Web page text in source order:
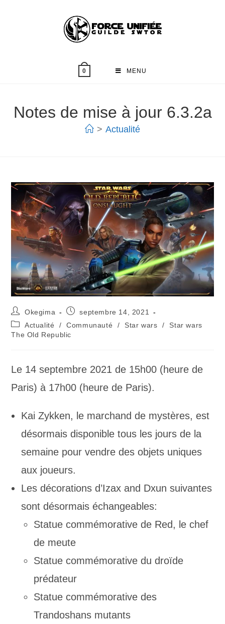
0 MENU
Notes de mise à jour 6.3.2a
> Actualité
Okegima
septembre 14, 2021
Actualité
/ Communauté / Star wars /
Star wars
The Old Republic
Le 14 septembre 2021 de 15h00 (heure de
Paris) à 17h00 (heure de Paris).
Kai Zykken, le marchand de mystères, est
désormais disponible tous les jours de la
semaine pour vendre des objets uniques
aux joueurs.
Les décorations d’Izax and Dxun suivantes
sont désormais échangeables:
Statue commémorative de Red, le chef
de meute
Statue commémorative du droïde
prédateur
Statue commémorative des
Trandoshans mutants